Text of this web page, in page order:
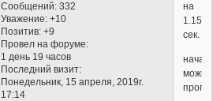
Сообщений: 332
Уважение: +10
Позитив: +9
Провел на форуме:
1 день 19 часов
Последний визит:
Понедельник, 15 апреля, 2019г.
17:14
на
сек.
можно